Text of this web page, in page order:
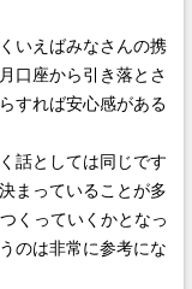
いえばみなさんの携
口座から引き落とさ
すれば安心感がある
話としては同じです
まっていることが多
くっていくかとなっ
のは非常に参考にな